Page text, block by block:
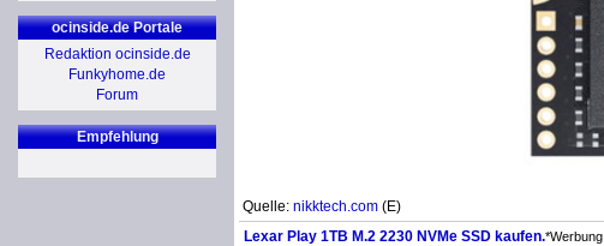
ocinside.de Portale
Redaktion ocinside.de
Funkyhome.de
Forum
Empfehlung
Quelle: nikktech.com (E)
Lexar Play 1TB M.2 2230 NVMe SSD kaufen.*Werbung